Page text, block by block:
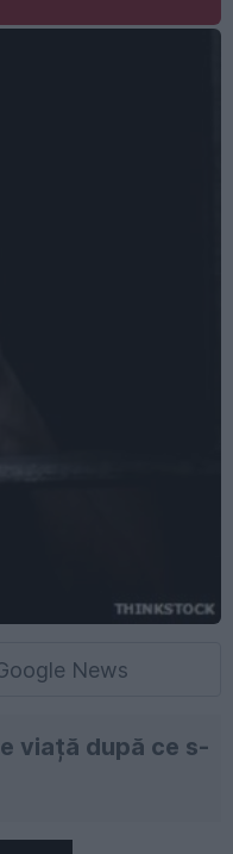
News
viață după ce s-